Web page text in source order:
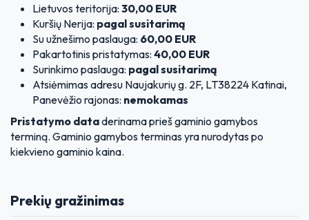
Lietuvos teritorija: 30,00 EUR
Kuršių Nerija: pagal susitarimą
Su užnešimo paslauga: 60,00 EUR
Pakartotinis pristatymas: 40,00 EUR
Surinkimo paslauga: pagal susitarimą
Atsiėmimas adresu Naujakurių g. 2F, LT38224 Katinai,
Panevėžio rajonas: nemokamas
Pristatymo dataderinama prieš gaminio gamybos
terminą. Gaminio gamybos terminas yra nurodytas po
kiekvieno gaminio kaina.
Prekių gražinimas